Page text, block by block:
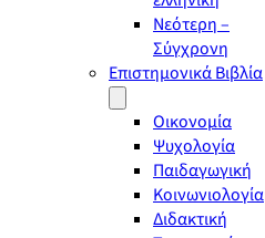
Νεότερη –
Σύγχρονη
Επιστημονικά Βιβλία
Οικονομία
Ψυχολογία
Παιδαγωγική
Κοινωνιολογία
Διδακτική